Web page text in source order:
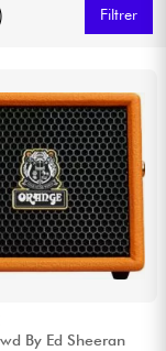
Filtrer
By Ed Sheeran